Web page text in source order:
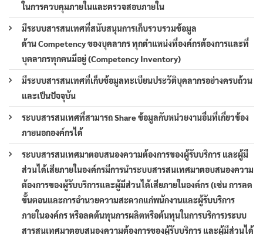
ในการควบคุมภายในและตรวจสอบภายใน
มีระบบสารสนเทศที่สนับสนุนการเก็บรวบรวมข้อมูล
ด้าน Competency ของบุคลากร ทุกตำแหน่งที่องค์กรต้องการและที่
บุคลากรทุกคนมีอยู่ (Competency Inventory)
มีระบบสารสนเทศที่เก็บข้อมูลทะเบียนประวัติบุคลากรอย่างครบถ้วน
และเป็นปัจจุบัน
ระบบสารสนเทศที่สามารถ Share ข้อมูลกับหน่วยงานอื่นที่เกี่ยวข้อง
ภายนอกองค์กรได้
ระบบสารสนเทศมาตอบสนองความต้องการของผู้รับบริการ และผู้มี
ส่วนได้เสียภายในองค์กรมีการนำระบบสารสนเทศมาตอบสนองความ
ต้องการของผู้รับบริการและผู้มีส่วนได้เสียภายในองค์กร (เช่น การลด
ขั้นตอนและการอำนวยความสะดวกแก่พนักงานและผู้รับบริการ
ภายในองค์กร หรือลดต้นทุนการผลิตหรือต้นทุนในการบริการ)ระบบ
สารสนเทศมาตอบสนองความต้องการของผู้รับบริการ และผู้มีส่วนได้